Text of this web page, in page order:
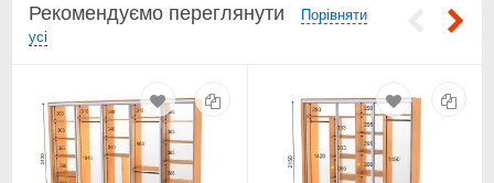
заводську гарантію 18 місяців, високу якість складання та
обслуговування, встановлення, додаткова опція -
безкоштовний проект шафа купе чотиридверна Кремовий
використовуючи новітнє програмне забезпечення, за
параметрами та розмірами покупця. Можна вибрати колір
корпусу в шафу купе чотиридверна Кремовий розміри на
замовлення, потрібні розміри, додаткову фурнітуру,
Рекомендуємо переглянути
Порівняти
усі